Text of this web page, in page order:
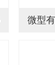
微型